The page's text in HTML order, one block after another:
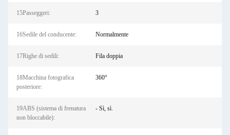
15Passeggeri: 3
16Sedile del conducente: Normalmente
17Righe di sedili: Fila doppia
18Macchina fotografica
posteriore:
360°
19ABS (sistema di frenatura
non bloccabile):
- Sì, sì.